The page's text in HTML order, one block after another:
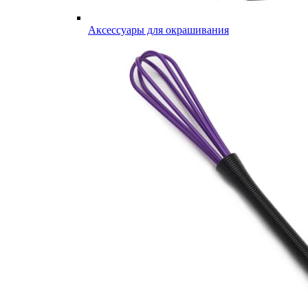
Аксессуары для окрашивания